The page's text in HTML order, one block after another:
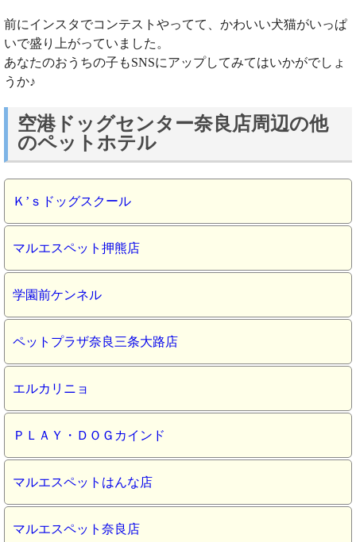
前にインスタでコンテストやってて、かわいい犬猫がいっぱ
いで盛り上がっていました。
あなたのおうちの子もSNSにアップしてみてはいかがでしょ
うか♪
空港ドッグセンター奈良店周辺の他
のペットホテル
Ｋ’ｓドッグスクール
マルエスペット押熊店
学園前ケンネル
ペットプラザ奈良三条大路店
エルカリニョ
ＰＬＡＹ・ＤＯＧカインド
マルエスペットはんな店
マルエスペット奈良店